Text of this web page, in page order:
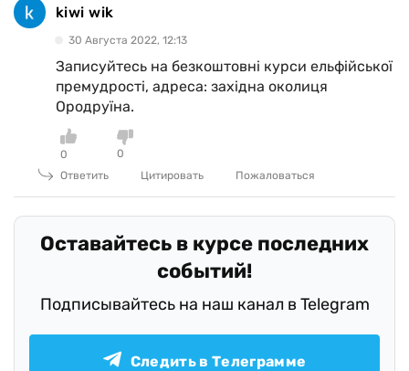
kiwi wik
30 Августа 2022, 12:13
Записуйтесь на безкоштовні курси ельфійської
премудрості, адреса: західна околиця
Ородруїна.
0
0
Ответить
Цитировать Пожаловаться
Оставайтесь в курсе последних
событий!
Подписывайтесь на наш канал в Telegram
Следить в Телеграмме